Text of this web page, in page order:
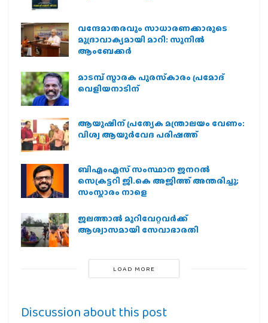
വന്ദേമാതരവും സാധാരണക്കാരുടെ
മുദ്രാവാക്യമായി മാറി: സുനിൽ
ആംബേക്കർ
മാടമ്പ് സ്മാരക പുരസ്‌കാരം പ്രമോദ്
വെളിയനാടിന്
ആയുഷിന് പ്രത്യേക മന്ത്രാലയം വേണം:
വിശ്വ ആയുര്‍വേദ പരിഷത്ത്
ബിഎംഎസ് സംസ്ഥാന ജനറൽ
സെക്രട്ടറി ജി.കെ അജിത്ത് അന്തരിച്ചു;
സംസ്കാരം നാളെ
ജലത്താല്‍ മുറിവേറ്റവര്‍ക്ക്
ആശ്വാസമായി സേവാഭാരതി
LOAD MORE
Discussion about this post